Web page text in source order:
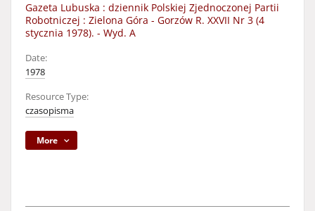
Gazeta Lubuska : dziennik Polskiej Zjednoczonej Partii
Robotniczej : Zielona Góra - Gorzów R. XXVII Nr 3 (4
stycznia 1978). - Wyd. A
Date:
1978
Resource Type:
czasopisma
More